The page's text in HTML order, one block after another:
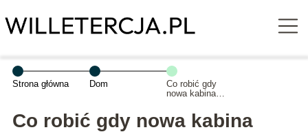
Strona główna Dom
Co robić gdy
nowa kabina
przecieka?
Co robić gdy nowa kabina